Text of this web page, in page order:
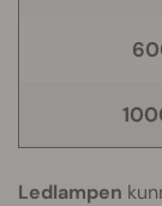
Ledlampen